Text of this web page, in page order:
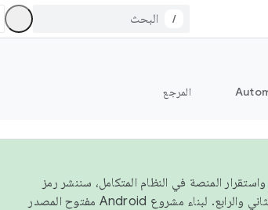
/
المرجع
واستقرار المنصة في النظام المتكامل، سننشر رمز
المصدر في مشروع Android مفتوح المصدر (AOSP) في الربعَين الثاني والرابع. لبناء مشروع Android مفتوح المصدر